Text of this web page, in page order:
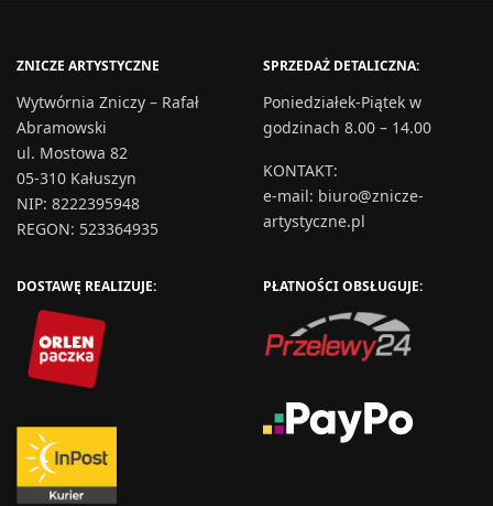
ZNICZE ARTYSTYCZNE
Wytwórnia Zniczy – Rafał
Abramowski
ul. Mostowa 82
05-310 Kałuszyn
NIP: 8222395948
REGON: 523364935
SPRZEDAŻ DETALICZNA:
Poniedziałek-Piątek w
godzinach 8.00 – 14.00
KONTAKT:
e-mail: biuro@znicze-
artystyczne.pl
DOSTAWĘ REALIZUJE: PŁATNOŚCI OBSŁUGUJE: